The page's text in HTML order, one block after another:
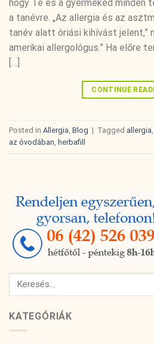
hogy Te és a gyermeked minden
a tanévre. „Az allergia és az
tanév alatt óriási kihívást jelent,”
amerikai allergológus.” Ha előre
[…]
CONTINUE
Posted in Allergia, Blog | Tagged allergia,
az óvodában, herbafill
KATEGÓRIÁK